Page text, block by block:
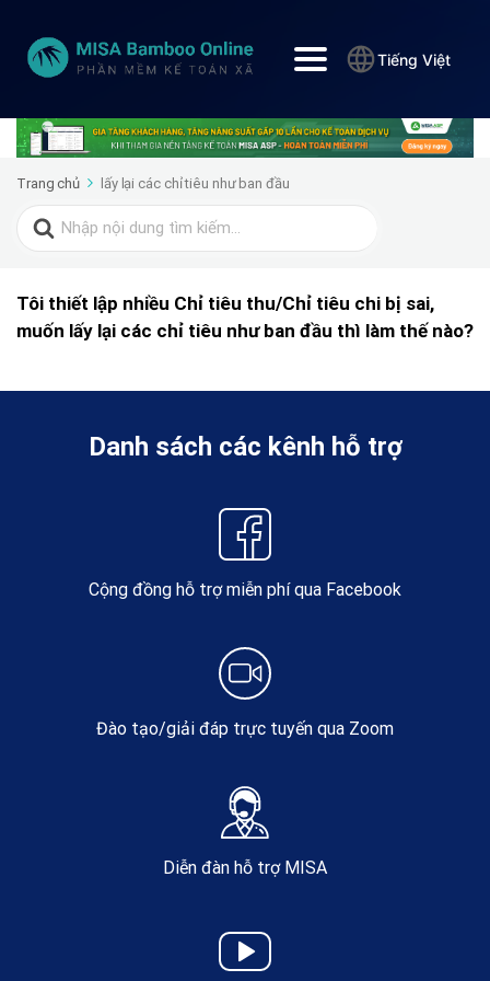
Tiếng Việt
Trang chủ lấy lại các chỉ tiêu như ban đầu
Search
for:
Tôi thiết lập nhiều Chỉ tiêu thu/Chỉ tiêu chi bị sai,
muốn lấy lại các chỉ tiêu như ban đầu thì làm thế nào?
Danh sách các kênh hỗ trợ
Cộng đồng hỗ trợ miễn phí qua Facebook
Đào tạo/giải đáp trực tuyến qua Zoom
Diễn đàn hỗ trợ MISA